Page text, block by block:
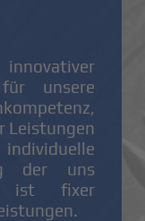
innovativer
unsere
Leistungen
der uns
ist fixer